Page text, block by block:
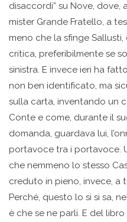
disaccordi” su Nove,
mister Grande Fratello, a
meno che la sfinge
critica, preferibilmente se
sinistra. E invece ieri ha
non ben identificato, ma
sulla carta, inventando un
Conte e come, durante il
domanda, guardava lui,
portavoce tra i portavoce.
che nemmeno lo stesso
creduto in pieno, invece, a
Perché, questo lo si si sa,
è che se ne parli. E del